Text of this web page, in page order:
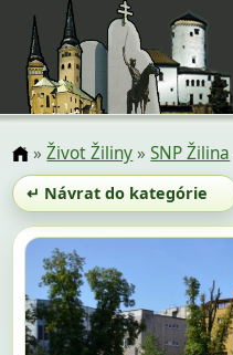
»Život Žiliny»SNP Žilina
↵ Návrat do kategórie